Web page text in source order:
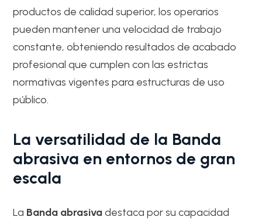
productos de calidad superior, los operarios
pueden mantener una velocidad de trabajo
constante, obteniendo resultados de acabado
profesional que cumplen con las estrictas
normativas vigentes para estructuras de uso
público.
La versatilidad de la Banda
abrasiva en entornos de gran
escala
La Banda abrasivadestaca por su capacidad